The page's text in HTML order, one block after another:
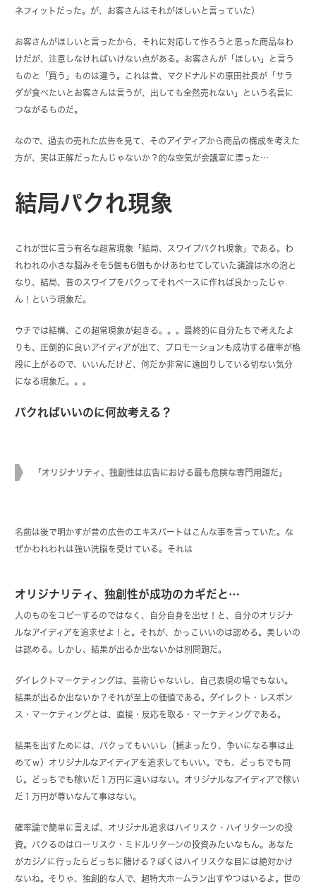
ネフィットだった。が、お客さんはそれがほしいと言っていた）
お客さんがほしいと言ったから、それに対応して作ろうと思った商品なわ
けだが、注意しなければいけない点がある。お客さんが「ほしい」と言う
ものと「買う」ものは違う。これは昔、マクドナルドの原田社長が「サラ
ダが食べたいとお客さんは言うが、出しても全然売れない」という名言に
つながるものだ。
なので、過去の売れた広告を見て、そのアイディアから商品の構成を考えた
方が、実は正解だったんじゃないか？的な空気が会議室に漂った…
結局パクれ現象
これが世に言う有名な超常現象「結局、スワイプパクれ現象」である。わ
れわれの小さな脳みそを5個も6個もかけあわせてしていた議論は水の泡と
なり、結局、昔のスワイプをパクってそれベースに作れば良かったじゃ
ん！という現象だ。
ウチでは結構、この超常現象が起きる。。。最終的に自分たちで考えたよ
りも、圧倒的に良いアイディアが出て、プロモーションも成功する確率が格
段に上がるので、いいんだけど、何だか非常に遠回りしている切ない気分
になる現象だ。。。
パクればいいのに何故考える？
「オリジナリティ、独創性は広告における最も危険な専門用語だ」
名前は後で明かすが昔の広告のエキスパートはこんな事を言っていた。な
ぜかわれわれは強い洗脳を受けている。それは
オリジナリティ、独創性が成功のカギだと…
人のものをコピーするのではなく、自分自身を出せ！と、自分のオリジナ
ルなアイディアを追求せよ！と。それが、かっこいいのは認める。美しいの
は認める。しかし、結果が出るか出ないかは別問題だ。
ダイレクトマーケティングは、芸術じゃないし、自己表現の場でもない。
結果が出るか出ないか？それが至上の価値である。ダイレクト・レスポン
ス・マーケティングとは、直接・反応を取る・マーケティングである。
結果を出すためには、パクってもいいし（捕まったり、争いになる事は止
めてｗ）オリジナルなアイディアを追求してもいい。でも、どっちでも同
じ。どっちでも稼いだ１万円に違いはない。オリジナルなアイディアで稼い
だ１万円が尊いなんて事はない。
確率論で簡単に言えば、オリジナル追求はハイリスク・ハイリターンの投
資。パクるのはローリスク・ミドルリターンの投資みたいなもん。あなた
がカジノに行ったらどっちに賭ける？ぼくはハイリスクな目には絶対かけ
ないね。そりゃ、独創的な人で、超特大ホームラン出すやつはいるよ。世の